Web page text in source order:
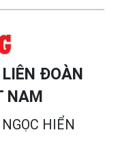
ĐOÀN
NAM
HIỂN